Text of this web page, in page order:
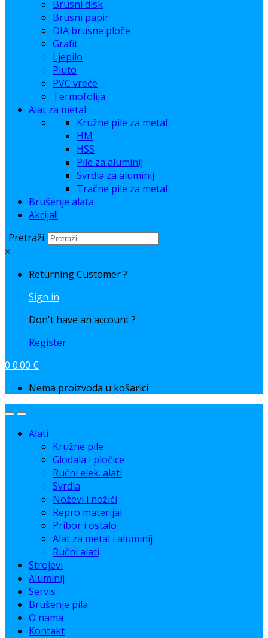
Brusni disk
Brusni papir
DIA brusne ploče
Grafit
Ljepilo
Pluto
PVC vreće
Termofolija
Alat za metal
Kružne pile za metal
HM
HSS
Pile za aluminij
Svrdla za aluminij
Tračne pile za metal
Brušenje alata
Akcija!!
Pretraži
×
Returning Customer ?
Sign in
Don't have an account ?
Register
0 0.00 €
Nema proizvoda u košarici
Alati
Kružne pile
Glodala i pločice
Ručni elek. alati
Svrdla
Noževi i nožići
Repro materijal
Pribor i ostalo
Alat za metal i aluminij
Ručni alati
Strojevi
Aluminij
Servis
Brušenje pila
O nama
Kontakt